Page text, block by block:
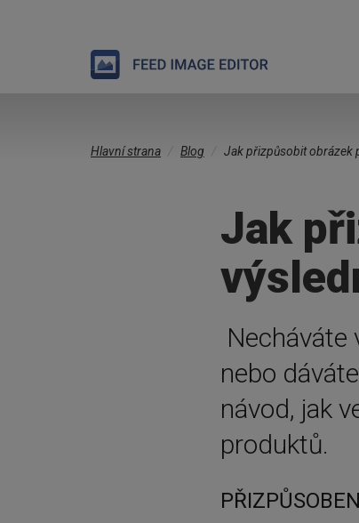
Jste
zde
Hlavní strana Blog Jak přizpůsobit obrázek
Jak
Necháváte
nebo
návod, jak
produktů.